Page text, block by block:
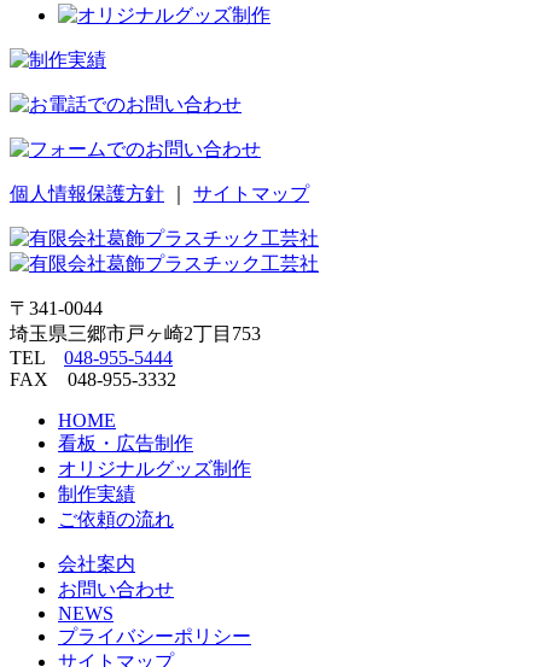
個人情報保護方針 サイトマップ
〒341-0044
埼玉県三郷市戸ヶ崎2丁目753
TEL 048-955-5444
FAX 048-955-3332
HOME
看板・広告制作
オリジナルグッズ制作
制作実績
ご依頼の流れ
会社案内
お問い合わせ
NEWS
プライバシーポリシー
サイトマップ